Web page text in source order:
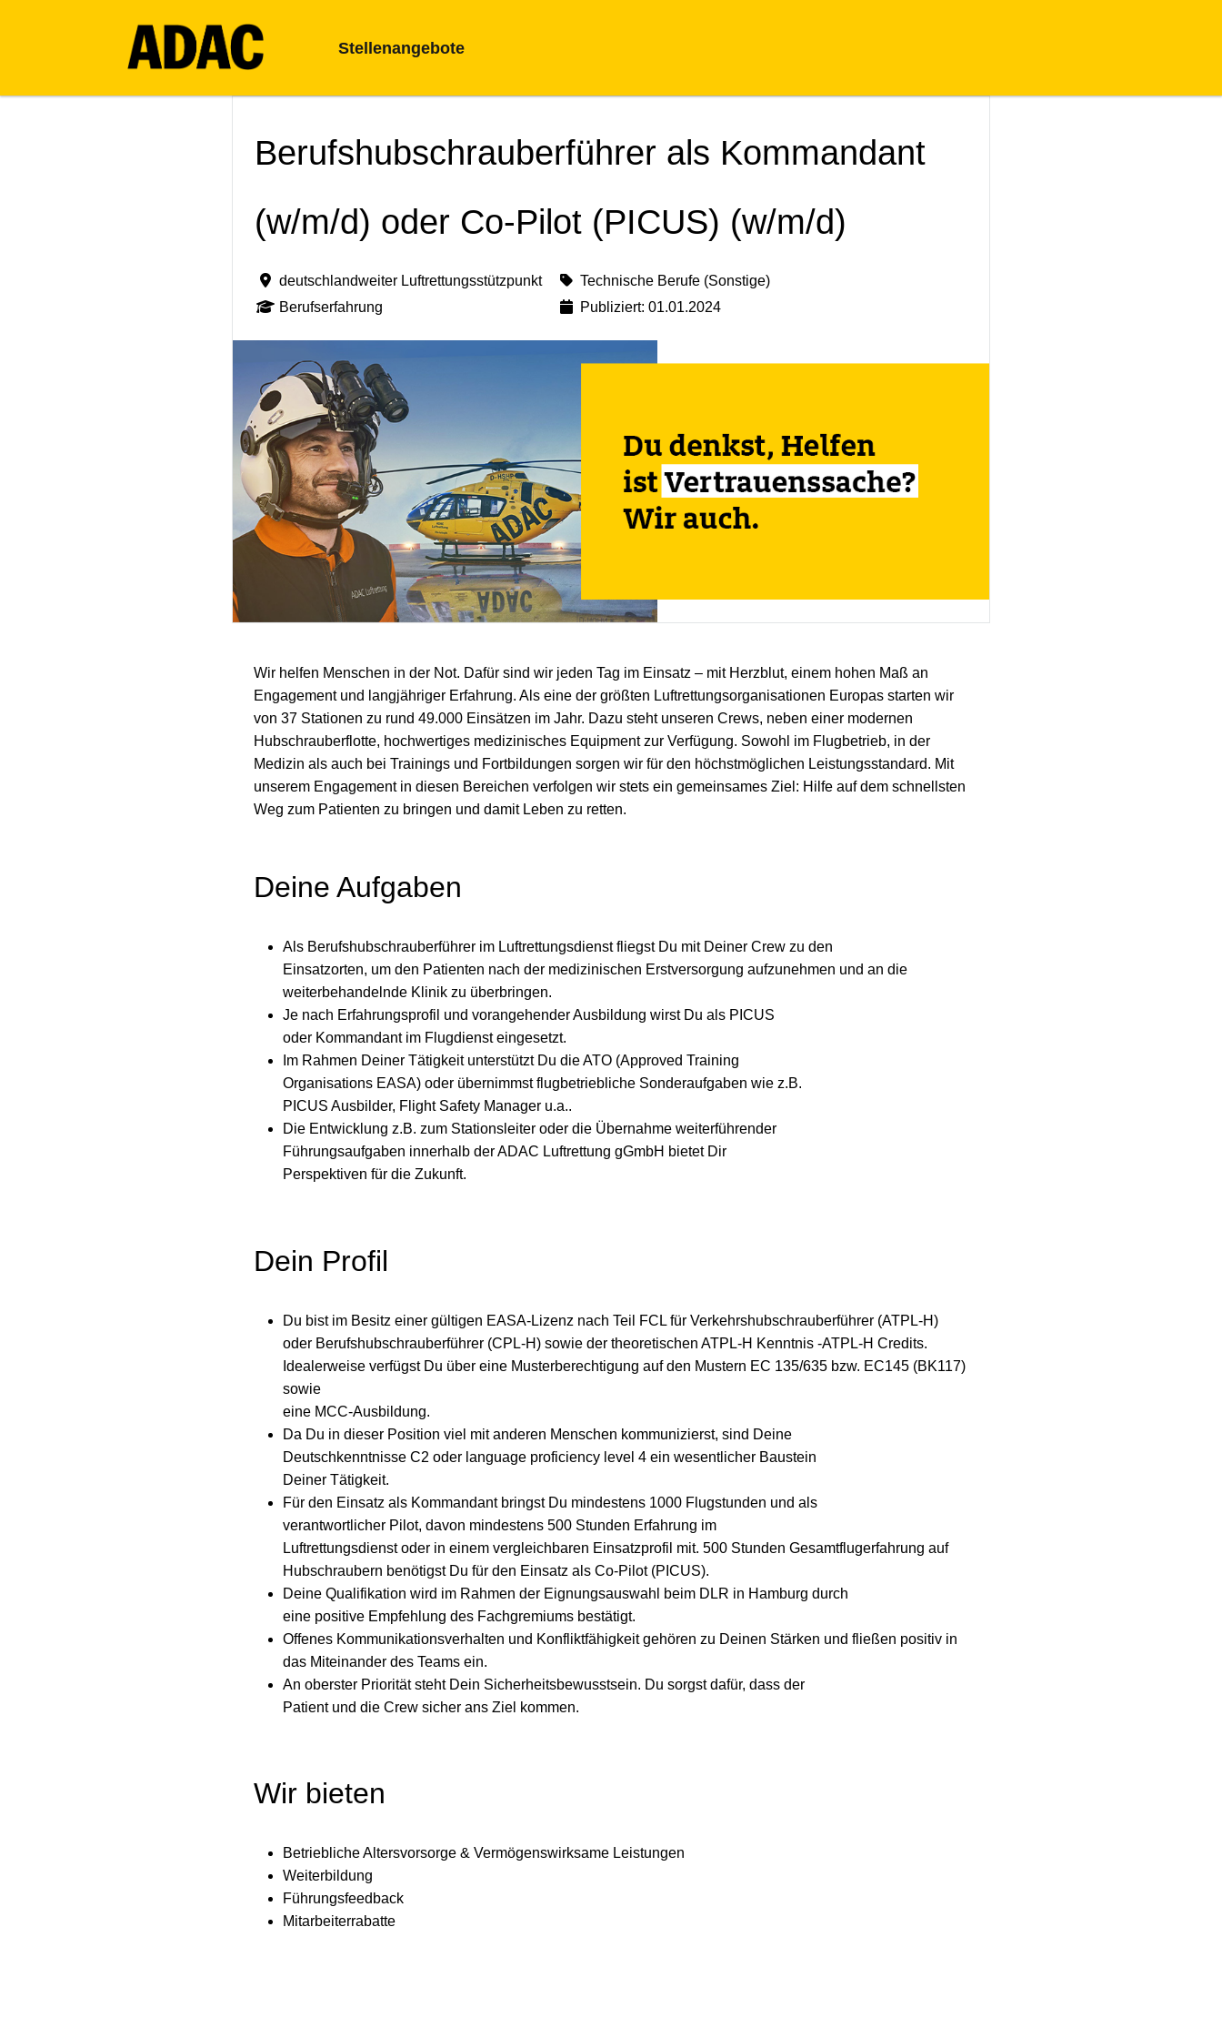
Stellenangebote
Berufshubschrauberführer als Kommandant
(w/m/d) oder Co-Pilot (PICUS) (w/m/d)
deutschlandweiter Luftrettungsstützpunkt
Berufserfahrung
Technische Berufe (Sonstige)
Publiziert: 01.01.2024
Wir helfen Menschen in der Not. Dafür sind wir jeden Tag im Einsatz – mit Herzblut, einem hohen Maß an
Engagement und langjähriger Erfahrung. Als eine der größten Luftrettungsorganisationen Europas starten wir
von 37 Stationen zu rund 49.000 Einsätzen im Jahr. Dazu steht unseren Crews, neben einer modernen
Hubschrauberflotte, hochwertiges medizinisches Equipment zur Verfügung. Sowohl im Flugbetrieb, in der
Medizin als auch bei Trainings und Fortbildungen sorgen wir für den höchstmöglichen Leistungsstandard. Mit
unserem Engagement in diesen Bereichen verfolgen wir stets ein gemeinsames Ziel: Hilfe auf dem schnellsten
Weg zum Patienten zu bringen und damit Leben zu retten.
Deine Aufgaben
Als Berufshubschrauberführer im Luftrettungsdienst fliegst Du mit Deiner Crew zu den
Einsatzorten, um den Patienten nach der medizinischen Erstversorgung aufzunehmen und an die
weiterbehandelnde Klinik zu überbringen.
Je nach Erfahrungsprofil und vorangehender Ausbildung wirst Du als PICUS
oder Kommandant im Flugdienst eingesetzt.
Im Rahmen Deiner Tätigkeit unterstützt Du die ATO (Approved Training
Organisations EASA) oder übernimmst flugbetriebliche Sonderaufgaben wie z.B.
PICUS Ausbilder, Flight Safety Manager u.a..
Die Entwicklung z.B. zum Stationsleiter oder die Übernahme weiterführender
Führungsaufgaben innerhalb der ADAC Luftrettung gGmbH bietet Dir
Perspektiven für die Zukunft.
Dein Profil
Du bist im Besitz einer gültigen EASA-Lizenz nach Teil FCL für Verkehrshubschrauberführer (ATPL-H)
oder Berufshubschrauberführer (CPL-H) sowie der theoretischen ATPL-H Kenntnis -ATPL-H Credits.
Idealerweise verfügst Du über eine Musterberechtigung auf den Mustern EC 135/635 bzw. EC145 (BK117)
sowie
eine MCC-Ausbildung.
Da Du in dieser Position viel mit anderen Menschen kommunizierst, sind Deine
Deutschkenntnisse C2 oder language proficiency level 4 ein wesentlicher Baustein
Deiner Tätigkeit.
Für den Einsatz als Kommandant bringst Du mindestens 1000 Flugstunden und als
verantwortlicher Pilot, davon mindestens 500 Stunden Erfahrung im
Luftrettungsdienst oder in einem vergleichbaren Einsatzprofil mit. 500 Stunden Gesamtflugerfahrung auf
Hubschraubern benötigst Du für den Einsatz als Co-Pilot (PICUS).
Deine Qualifikation wird im Rahmen der Eignungsauswahl beim DLR in Hamburg durch
eine positive Empfehlung des Fachgremiums bestätigt.
Offenes Kommunikationsverhalten und Konfliktfähigkeit gehören zu Deinen Stärken und fließen positiv in
das Miteinander des Teams ein.
An oberster Priorität steht Dein Sicherheitsbewusstsein. Du sorgst dafür, dass der
Patient und die Crew sicher ans Ziel kommen.
Wir bieten
Betriebliche Altersvorsorge & Vermögenswirksame Leistungen
Weiterbildung
Führungsfeedback
Mitarbeiterrabatte